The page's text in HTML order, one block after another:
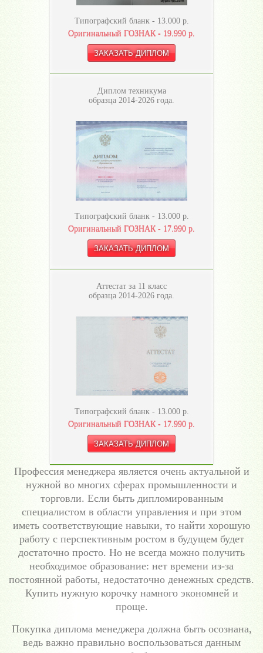
Типографский бланк - 13.000р.
Оригинальный ГОЗНАК - 19.990 р.
Диплом техникума
образца 2014-2026 года.
Типографский бланк - 13.000р.
Оригинальный ГОЗНАК - 17.990 р.
Аттестат за 11 класс
образца 2014-2026 года.
Типографский бланк - 13.000р.
Оригинальный ГОЗНАК - 17.990 р.
Профессия менеджера является очень актуальной и
нужной во многих сферах промышленности и
торговли. Если быть дипломированным
специалистом в области управления и при этом
иметь соответствующие навыки, то найти хорошую
работу с перспективным ростом в будущем будет
достаточно просто. Но не всегда можно получить
необходимое образование: нет времени из-за
постоянной работы, недостаточно денежных средств.
Купить нужную корочку намного экономней и
проще.
Покупка диплома менеджера должна быть осознана,
ведь важно правильно воспользоваться данным